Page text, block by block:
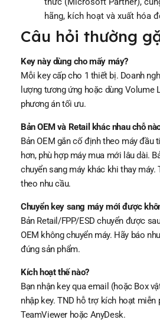
hãng, kích hoạt và xuất hóa
Câu hỏi thường
Key này dùng cho mấy máy?
Mỗi key cấp cho 1 thiết bị. Doanh
lượng tương ứng hoặc dùng Volume
phương án tối ưu.
Bản OEM và Retail khác nhau chỗ
Bản OEM gắn cố định theo máy đầu
hơn, phù hợp máy mua mới lâu dài.
chuyển sang máy khác khi thay máy.
theo nhu cầu.
Chuyển key sang máy mới được
Bản Retail/FPP/ESD chuyển được
OEM không chuyển máy. Hãy báo
đúng sản phẩm.
Kích hoạt thế nào?
Bạn nhận key qua email (hoặc Box
nhập key. TND hỗ trợ kích hoạt miễn
TeamViewer hoặc AnyDesk.